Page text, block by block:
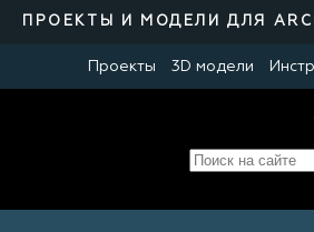
ПРОЕКТЫ И МОДЕЛИ ДЛЯ
Проекты 3D модели